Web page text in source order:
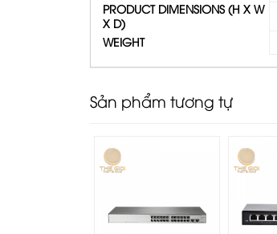
PRODUCT DIMENSIONS (H X W
X D)
WEIGHT
Sản phẩm tương tự